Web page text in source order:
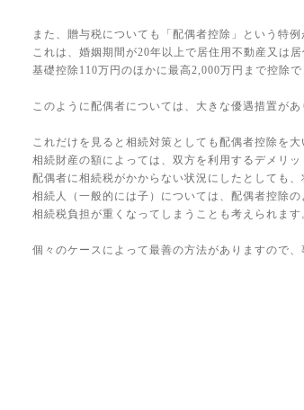
また、贈与税についても「配偶者控除」という特例
これは、婚姻期間が20年以上で居住用不動産又は
基礎控除110万円のほかに最高2,000万円まで控除で
このように配偶者については、大きな優遇措置があ
これだけを見ると相続対策としても配偶者控除を大
相続財産の額によっては、双方を利用するデメリッ
配偶者に相続税がかからない状況にしたとしても
相続人（一般的には子）については、配偶者控除の
相続税負担が重くなってしまうことも考えられます
個々のケースによって最善の方法がありますので